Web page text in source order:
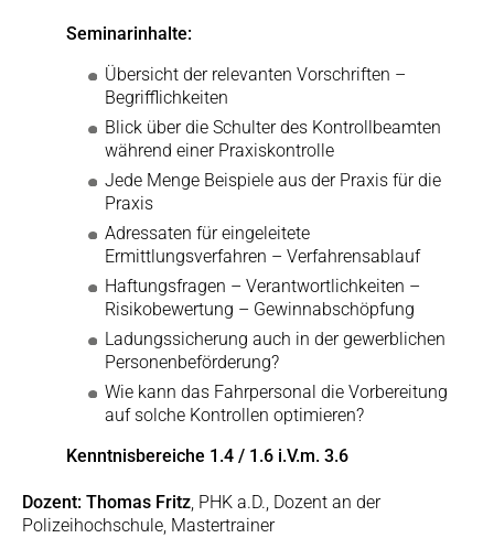
Seminarinhalte:
Übersicht der relevanten Vorschriften –
Begrifflichkeiten
Blick über die Schulter des Kontrollbeamten
während einer Praxiskontrolle
Jede Menge Beispiele aus der Praxis für die
Praxis
Adressaten für eingeleitete
Ermittlungsverfahren – Verfahrensablauf
Haftungsfragen – Verantwortlichkeiten –
Risikobewertung – Gewinnabschöpfung
Ladungssicherung auch in der gewerblichen
Personenbeförderung?
Wie kann das Fahrpersonal die Vorbereitung
auf solche Kontrollen optimieren?
Kenntnisbereiche 1.4 / 1.6 i.V.m. 3.6
Dozent: Thomas Fritz, PHK a.D., Dozent an der
Polizeihochschule, Mastertrainer